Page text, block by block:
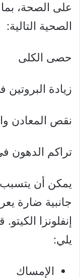
على الصحة،
الصحية التالية:
حصى الكلى
زيادة البروتين
نقص المعادن
تراكم الدهون
يمكن أن يتسبب
جانبية ضارة
إنفلونزا
يلي:
الإمساك